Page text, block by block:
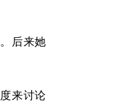
后来她
来讨论